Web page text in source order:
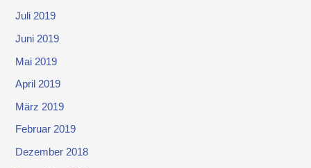
Juli 2019
Juni 2019
Mai 2019
April 2019
März 2019
Februar 2019
Dezember 2018